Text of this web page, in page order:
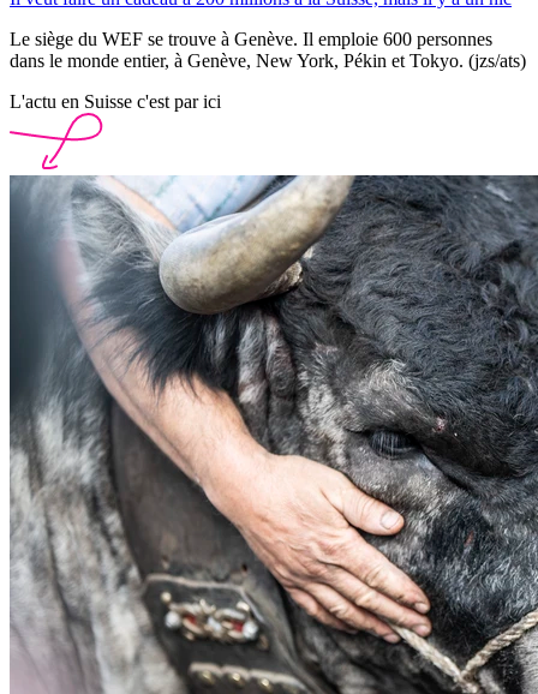
Le siège du WEF se trouve à Genève. Il emploie 600 personnes
dans le monde entier, à Genève, New York, Pékin et Tokyo. (jzs/ats)
L'actu en Suisse c'est par ici